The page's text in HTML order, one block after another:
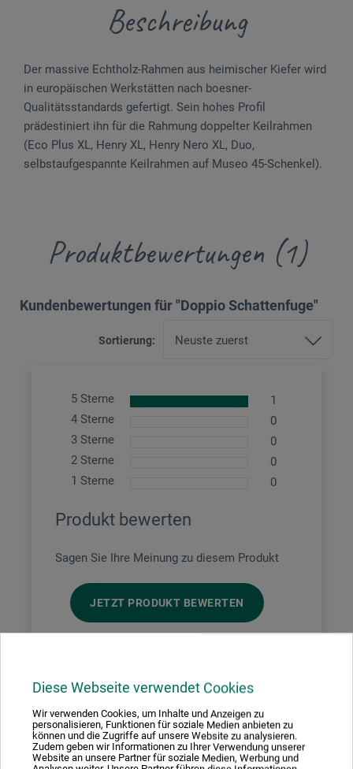
Diese Webseite verwendet Cookies
Wir verwenden Cookies, um Inhalte und Anzeigen zu
personalisieren, Funktionen für soziale Medien anbieten zu
können und die Zugriffe auf unsere Website zu analysieren.
Zudem geben wir Informationen zu Ihrer Verwendung unserer
Website an unsere Partner für soziale Medien, Werbung und
Beschreibung
Der massive Echtholz-Rahmen aus heimischer Kiefer wird
in europäischen Werkstätten nach boesner-
Qualitätsstandards gefertigt. Sein hohes Profil
prädestiniert ihn für die Rahmung doppelter Keilrahmen
(Eco Plus XL, ­Henry XL, Henry Nero XL, Duo,
selbstaufgespannte Keilrahmen auf Museo 45-Schenkel).
Produktbewertungen (1)
Kundenbewertungen für "Doppio Schattenfuge"
Sortierung:
5 Sterne
1
4 Sterne
0
3 Sterne
0
2 Sterne
0
1 Sterne
0
Produkt bewerten
Sagen Sie Ihre Meinung zu diesem Produkt
JETZT PRODUKT BEWERTEN
Gutes Produkt in guter Verarbeitung.
Produkt: Doppio Schwarz 40x50cm - Fertig-Leerrahmen Schattenfuge
verifizierter Kauf